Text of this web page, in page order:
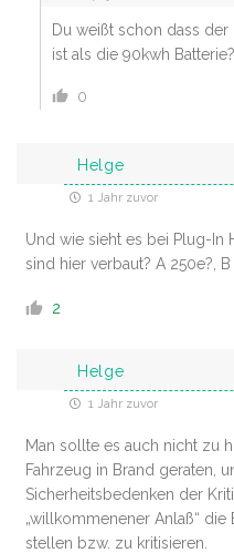
Du weißt schon dass
ist als die 90kwh Batterie?
0
Helge
1 Jahr zuvor
Und wie sieht es bei Plug-In
sind hier verbaut? A 250e?, B
2
Helge
1 Jahr zuvor
Man sollte es auch nicht zu
Fahrzeug in Brand geraten,
Sicherheitsbedenken der
„willkommenener Anlaß“
stellen bzw. zu kritisieren.